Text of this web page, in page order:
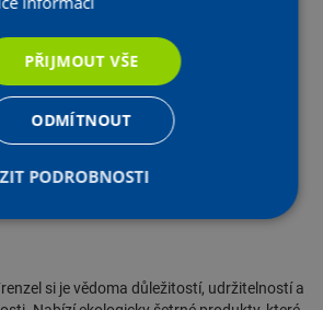
mosaz CW617N
materiál niklovaná mosaz CW617N,
neslouží k odvzdušnění systému. Přísný
zátkou. Odvzdušňovat pouze horním
si je vědoma důležitostí, udržitelností a
PŘIJMOUT VŠE
ODMÍTNOUT
PODROBNOSTI